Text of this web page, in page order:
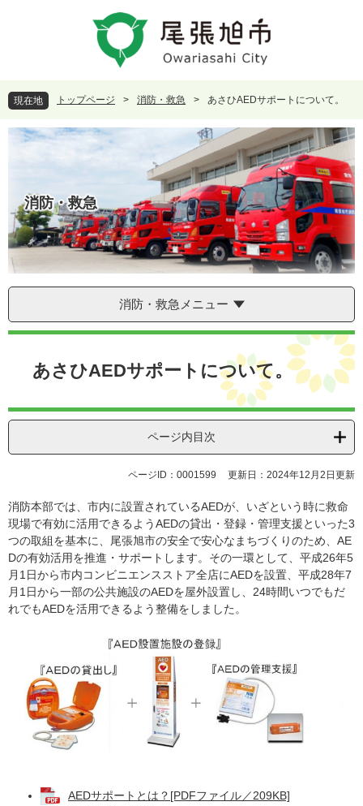
頭
で
す
飛
ば
し
現在地 トップページ > 消防・救急 > あさひAEDサポートについて。
消防・救急
消防・救急メニュー
本
あさひAEDサポートについて。
ページ内目次
ページID：0001599 更新日：2024年12月2日更新
消防本部では、市内に設置されているAEDが、いざという時に救命
現場で有効に活用できるようAEDの貸出・登録・管理支援といった3
つの取組を基本に、尾張旭市の安全で安心なまちづくりのため、AE
Dの有効活用を推進・サポートします。その一環として、平成26年5
月1日から市内コンビニエンスストア全店にAEDを設置、平成28年7
月1日から一部の公共施設のAEDを屋外設置し、24時間いつでもだ
れでもAEDを活用できるよう整備をしました。
AEDサポートとは？[PDFファイル／209KB]